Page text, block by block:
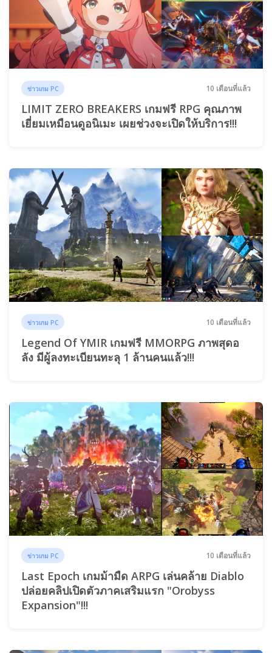
ข่าวเกม PC 10 เดือนที่แล้ว
LIMIT ZERO BREAKERS เกมฟรี RPG คุณภาพ
เยี่ยมเหมือนดูอนิเมะ เผยช่วงจะเปิดให้บริการ!!!
ข่าวเกม PC 10 เดือนที่แล้ว
Legend Of YMIR เกมฟรี MMORPG ภาพสุดอ
ลัง มีผู้ลงทะเบียนทะลุ 1 ล้านคนแล้ว!!!
ข่าวเกม PC 10 เดือนที่แล้ว
Last Epoch เกมม้ามืด ARPG เล่นคล้าย Diablo
ปล่อยคลิปเปิดตัวภาคเสริมแรก "Orobyss
Expansion"!!!